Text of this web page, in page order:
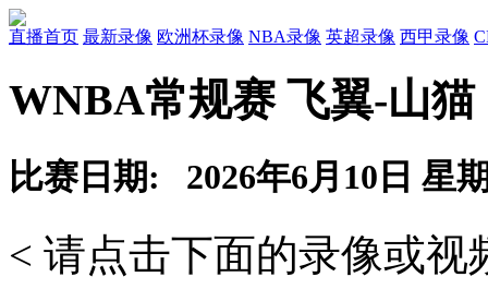
直播首页 最新录像 欧洲杯录像 NBA录像 英超录像 西甲录像
WNBA常规赛 飞翼-山猫
比赛日期: 2026年6月10日 星
< 请点击下面的录像或